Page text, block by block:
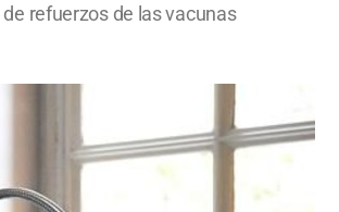
refuerzos de las vacunas